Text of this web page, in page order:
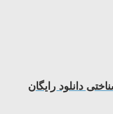
دانلود رایگان